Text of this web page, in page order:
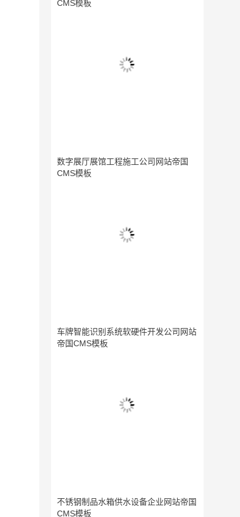
CMS模板
数字展厅展馆工程施工公司网站帝国
CMS模板
车牌智能识别系统软硬件开发公司网站
帝国CMS模板
不锈钢制品水箱供水设备企业网站帝国
CMS模板